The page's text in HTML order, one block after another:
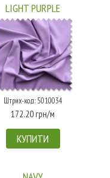
LIGHT PURPLE
Штрих-код: 5010034
172.20 грн/м
КУПИТИ